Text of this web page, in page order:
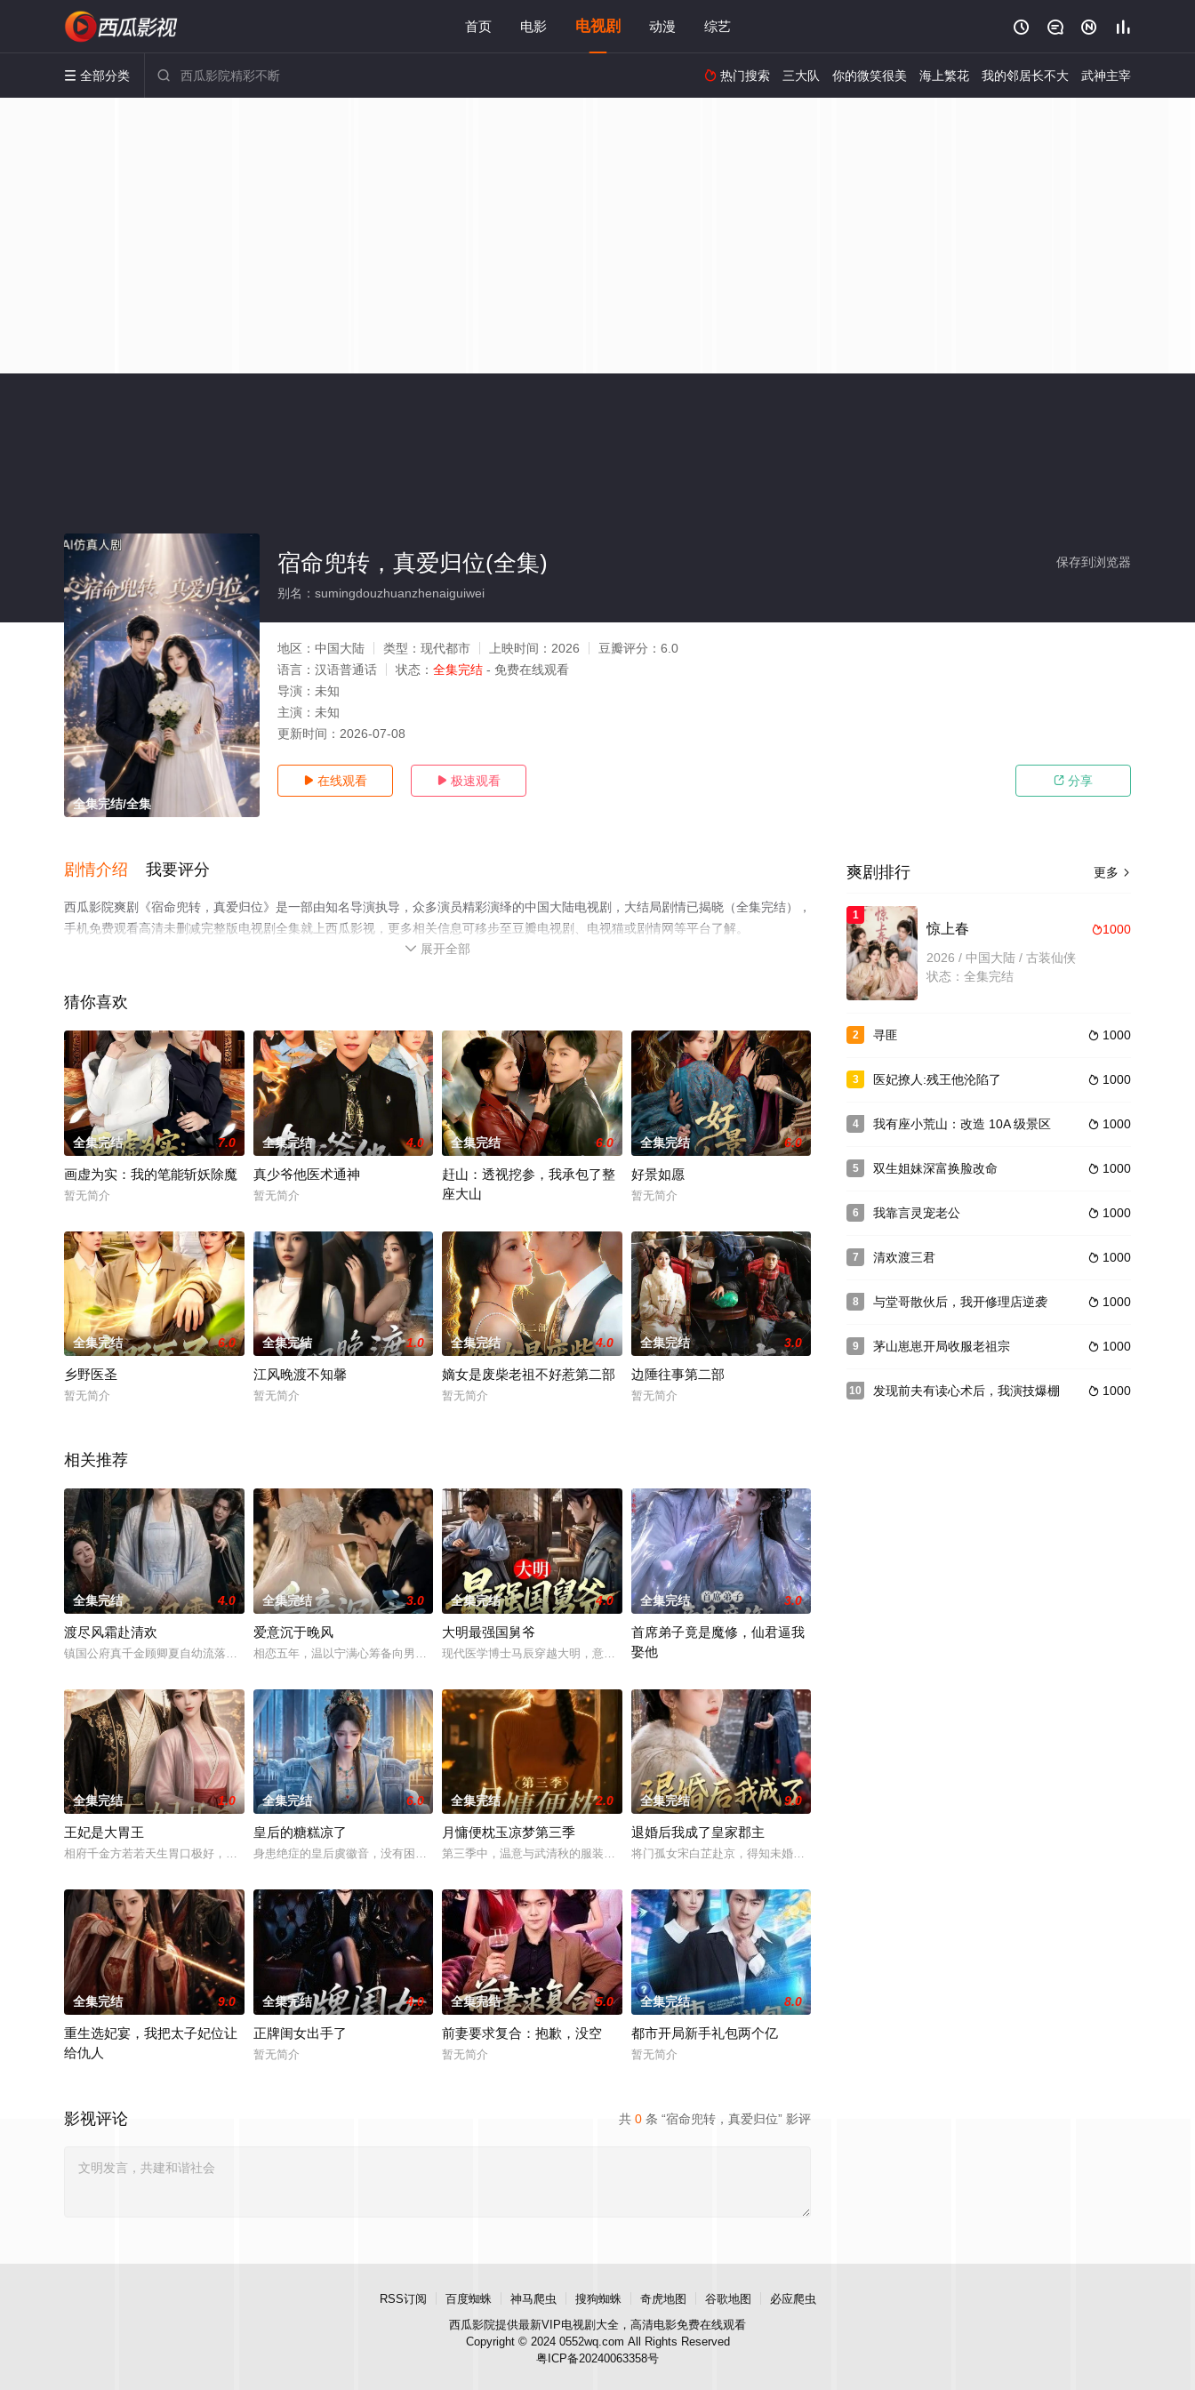
首页 电影 电视剧 动漫 综艺    
 全部分类   热门搜索 三大队 你的微笑很美 海上繁花 我的邻居长不大 武神主宰
全集完结/全集
保存到浏览器
宿命兜转，真爱归位(全集)
别名：sumingdouzhuanzhenaiguiwei
地区： 中国大陆 类型： 现代都市 上映时间： 2026 豆瓣评分： 6.0
语言： 汉语普通话 状态： 全集完结 - 免费在线观看
导演： 未知
主演： 未知
更新时间： 2026-07-08
 在线观看  极速观看  分享
剧情介绍 我要评分
西瓜影院爽剧《宿命兜转，真爱归位》是一部由知名导演执导，众多演员精彩演绎的中国大陆电视剧，大结局剧情已揭晓（全集完结），
手机免费观看高清未删减完整版电视剧全集就上西瓜影视，更多相关信息可移步至豆瓣电视剧、电视猫或剧情网等平台了解。
 展开全部
猜你喜欢
全集完结 7.0
画虚为实：我的笔能斩妖除魔
暂无简介
全集完结 4.0
真少爷他医术通神
暂无简介
全集完结 6.0
赶山：透视挖参，我承包了整
座大山
全集完结 6.0
好景如愿
暂无简介
全集完结 6.0
乡野医圣
暂无简介
全集完结 1.0
江风晚渡不知馨
暂无简介
全集完结 4.0
嫡女是废柴老祖不好惹第二部
暂无简介
全集完结 3.0
边陲往事第二部
暂无简介
相关推荐
全集完结 4.0
渡尽风霜赴清欢
镇国公府真千金顾卿夏自幼流落在外，归府后始终不被家人信任，长期被家人冷落误解，遭假
全集完结 3.0
爱意沉于晚风
相恋五年，温以宁满心筹备向男友顾西洲求婚，却意外得知自己不过是他追求白月光的“恋爱
全集完结 4.0
大明最强国舅爷
现代医学博士马辰穿越大明，意外从河中钓起奄奄一息的已故皇长孙朱雄英。凭借高超医术将
全集完结 3.0
首席弟子竟是魔修，仙君逼我
娶他
全集完结 1.0
王妃是大胃王
相府千金方若若天生胃口极好，被父亲送往敌国和亲，本是肩负卧底重任。可她满心只有美食
全集完结 6.0
皇后的糖糕凉了
身患绝症的皇后虞徽音，没有困于后宫情爱，而是用生命最后的时光默默筹谋。她温柔接纳穿
全集完结 2.0
月慵便枕玉凉梦第三季
第三季中，温意与武清秋的服装生意逐渐走上正轨，姐妹二人在互相扶持中重新掌握人生主动
全集完结 9.0
退婚后我成了皇家郡主
将门孤女宋白芷赴京，得知未婚夫谢时景另有意中人，当即主动登门退婚，利落斩断婚约。她
全集完结 9.0
重生选妃宴，我把太子妃位让
给仇人
全集完结 4.0
正牌闺女出手了
暂无简介
全集完结 5.0
前妻要求复合：抱歉，没空
暂无简介
全集完结 8.0
都市开局新手礼包两个亿
暂无简介
共 0 条 “宿命兜转，真爱归位” 影评
影视评论
更多 
爽剧排行
1
1000
惊上春
2026 / 中国大陆 / 古装仙侠
状态：全集完结
2  1000
寻匪
3  1000
医妃撩人:残王他沦陷了
4  1000
我有座小荒山：改造 10A 级景区
5  1000
双生姐妹深富换脸改命
6  1000
我靠言灵宠老公
7  1000
清欢渡三君
8  1000
与堂哥散伙后，我开修理店逆袭
9  1000
茅山崽崽开局收服老祖宗
10  1000
发现前夫有读心术后，我演技爆棚
RSS订阅 百度蜘蛛 神马爬虫 搜狗蜘蛛 奇虎地图 谷歌地图
必应爬虫
西瓜影院提供最新VIP电视剧大全，高清电影免费在线观看
Copyright © 2024 0552wq.com All Rights Reserved
粤ICP备20240063358号